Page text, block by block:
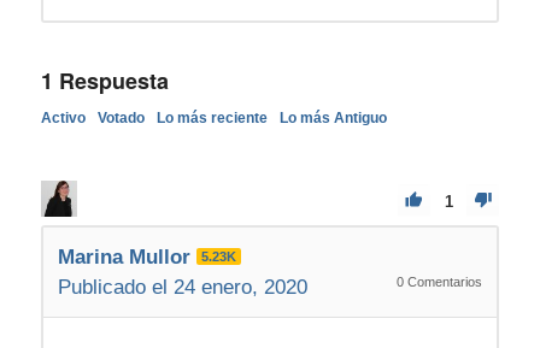
1 Respuesta
Activo Votado Lo más reciente Lo más Antiguo
1
Marina Mullor 5.23K
Publicado el 24 enero, 2020 0 Comentarios